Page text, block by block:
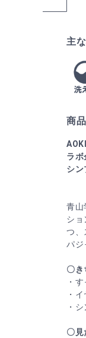
主
商
ラボ
シ
青山
シ
つ、
パジ
〇
・
・
・
〇